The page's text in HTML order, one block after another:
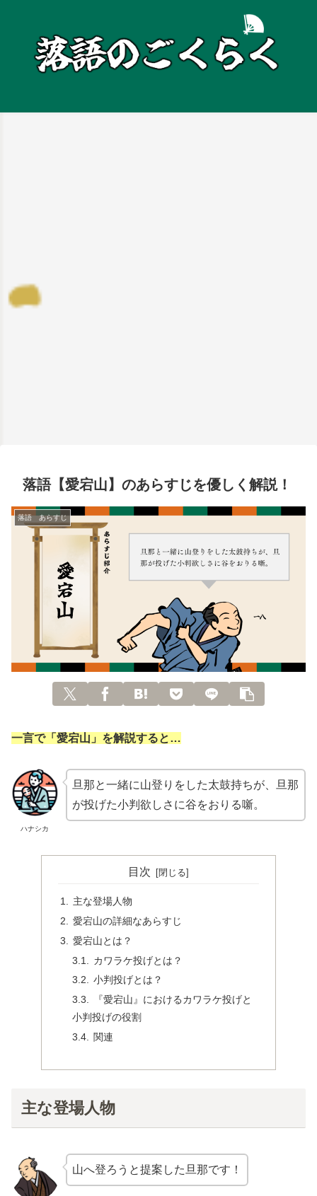
落語【愛宕山】のあらすじを優しく解説！
落語 あらすじ
一言で「愛宕山」を解説すると…
ハナシカ
旦那と一緒に山登りをした太鼓持ちが、旦那
が投げた小判欲しさに谷をおりる噺。
目次
主な登場人物
愛宕山の詳細なあらすじ
愛宕山とは？
カワラケ投げとは？
小判投げとは？
『愛宕山』におけるカワラケ投げと
小判投げの役割
関連
主な登場人物
山へ登ろうと提案した旦那です！